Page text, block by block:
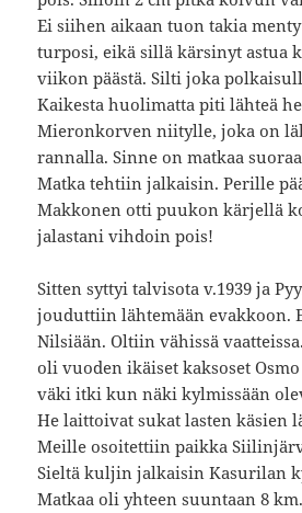
Ei siihen aikaan tuon takia
turposi, eikä sillä kärsinyt astua
viikon päästä. Silti joka
Kaikesta huolimatta piti lähteä
Mieronkorven niitylle, joka on
rannalla. Sinne on matkaa
Matka tehtiin jalkaisin. Perille
Makkonen otti puukon kärjellä
jalastani vihdoin pois!
Sitten syttyi talvisota v.1939 ja
jouduttiin lähtemään evakkoon.
Nilsiään. Oltiin vähissä
oli vuoden ikäiset kaksoset
väki itki kun näki kylmissään
He laittoivat sukat lasten käsien
Meille osoitettiin paikka
Sieltä kuljin jalkaisin Kasurilan
Matkaa oli yhteen suuntaan 8